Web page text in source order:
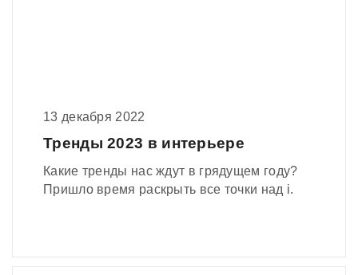
13 декабря 2022
Тренды 2023 в интерьере
Какие тренды нас ждут в грядущем году?
Пришло время раскрыть все точки над i.